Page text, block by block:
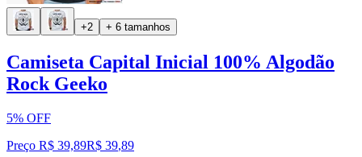
+2 + 6 tamanhos
Camiseta Capital Inicial 100% Algodão
Rock Geeko
5% OFF
Preço R$ 39,89R$ 39,89